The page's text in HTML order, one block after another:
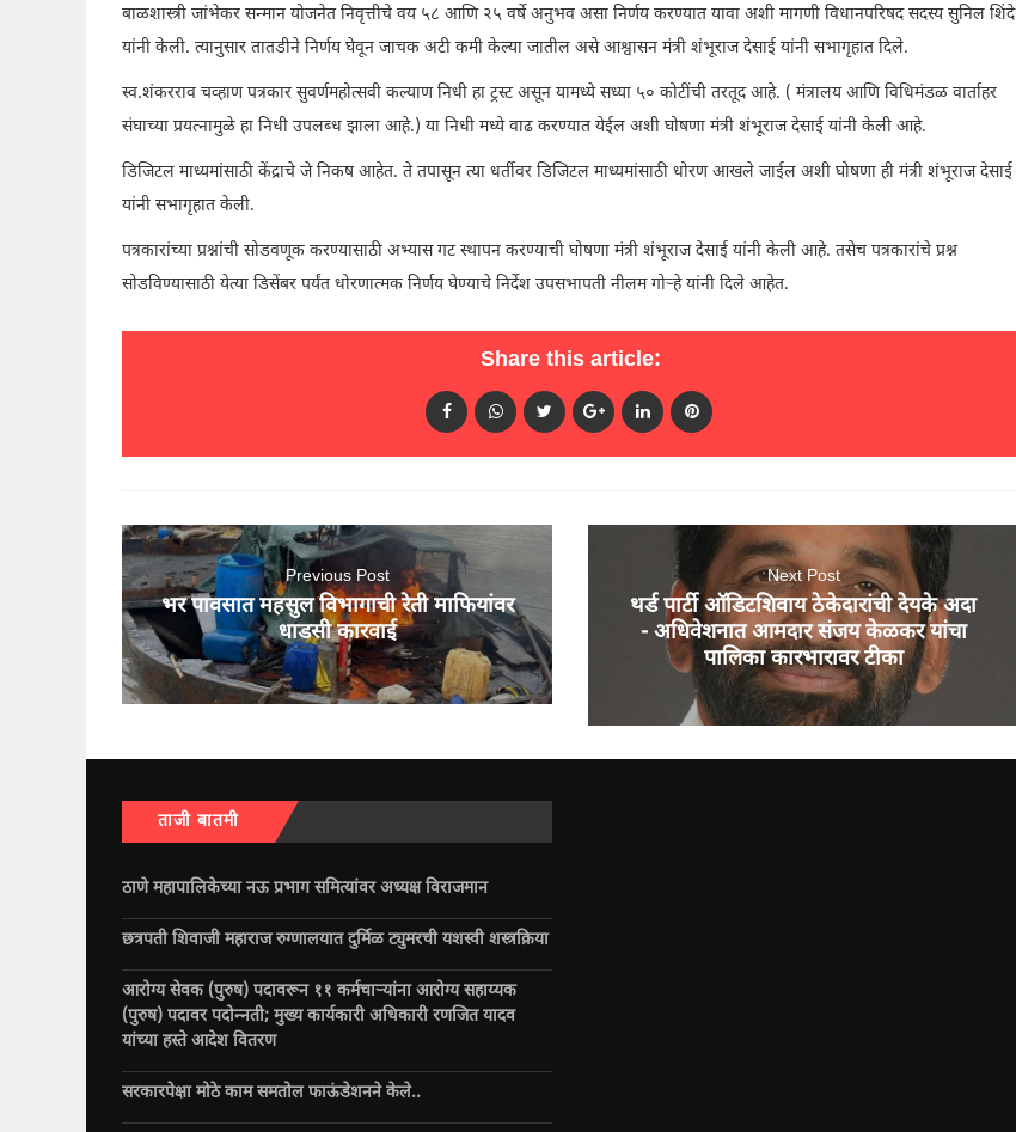
बाळशास्त्री जांभेकर सन्मान योजनेत निवृत्तीचे वय ५८ आणि २५ वर्षे अनुभव असा निर्णय करण्यात यावा अशी मागणी विधानपरिषद सदस्य सुनिल शिंदे
यांनी केली. त्यानुसार तातडीने निर्णय घेवून जाचक अटी कमी केल्या जातील असे आश्वासन मंत्री शंभूराज देसाई यांनी सभागृहात दिले.
स्व.शंकरराव चव्हाण पत्रकार सुवर्णमहोत्सवी कल्याण निधी हा ट्रस्ट असून यामध्ये सध्या ५० कोटींची तरतूद आहे. ( मंत्रालय आणि विधिमंडळ वार्ताहर
संघाच्या प्रयत्नामुळे हा निधी उपलब्ध झाला आहे.) या निधी मध्ये वाढ करण्यात येईल अशी घोषणा मंत्री शंभूराज देसाई यांनी केली आहे.
डिजिटल माध्यमांसाठी केंद्राचे जे निकष आहेत. ते तपासून त्या धर्तीवर डिजिटल माध्यमांसाठी धोरण आखले जाईल अशी घोषणा ही मंत्री शंभूराज देसाई
यांनी सभागृहात केली.
पत्रकारांच्या प्रश्नांची सोडवणूक करण्यासाठी अभ्यास गट स्थापन करण्याची घोषणा मंत्री शंभूराज देसाई यांनी केली आहे. तसेच पत्रकारांचे प्रश्न
सोडविण्यासाठी येत्या डिसेंबर पर्यंत धोरणात्मक निर्णय घेण्याचे निर्देश उपसभापती नीलम गोऱ्हे यांनी दिले आहेत.
Share this article:
Previous Post
भर पावसात महसुल विभागाची रेती माफियांवर
धाडसी कारवाई
Next Post
थर्ड पार्टी ऑडिटशिवाय ठेकेदारांची देयके अदा
- अधिवेशनात आमदार संजय केळकर यांचा
पालिका कारभारावर टीका
ताजी बातमी
ठाणे महापालिकेच्या नऊ प्रभाग समित्यांवर अध्यक्ष विराजमान
छत्रपती शिवाजी महाराज रुग्णालयात दुर्मिळ ट्युमरची यशस्वी शस्त्रक्रिया
आरोग्य सेवक (पुरुष) पदावरून ११ कर्मचाऱ्यांना आरोग्य सहाय्यक
(पुरुष) पदावर पदोन्नती; मुख्य कार्यकारी अधिकारी रणजित यादव
यांच्या हस्ते आदेश वितरण
सरकारपेक्षा मोठे काम समतोल फाऊंडेशनने केले..